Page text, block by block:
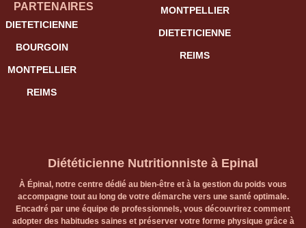
PARTENAIRES
DIETETICIENNE
BOURGOIN
MONTPELLIER
REIMS
MONTPELLIER
DIETETICIENNE
REIMS
Diététicienne Nutritionniste à Epinal
À Épinal, notre centre dédié au bien-être et à la gestion du poids vous
accompagne tout au long de votre démarche vers une santé optimale.
Encadré par une équipe de professionnels, vous découvrirez comment
adopter des habitudes saines et préserver votre forme physique grâce à